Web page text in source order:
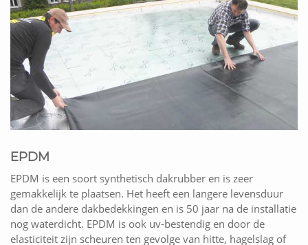
EPDM
EPDM is een soort synthetisch dakrubber en is zeer
gemakkelijk te plaatsen. Het heeft een langere levensduur
dan de andere dakbedekkingen en is 50 jaar na de installatie
nog waterdicht. EPDM is ook uv-bestendig en door de
elasticiteit zijn scheuren ten gevolge van hitte, hagelslag of